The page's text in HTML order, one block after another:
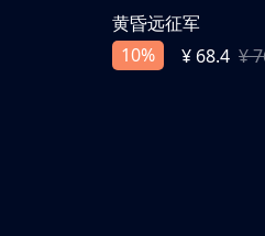
黄昏远征军
10%
¥ 68.4 ¥